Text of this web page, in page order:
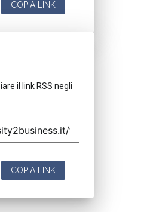
COPIA LINK
il link RSS negli
COPIA LINK